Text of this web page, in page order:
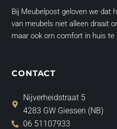
Bij Meubelpost geloven we dat
van meubels niet alleen draait
maar ook om comfort in huis te
CONTACT
Nijverheidstraat 5
4283 GW Giessen (NB)
06 51107933